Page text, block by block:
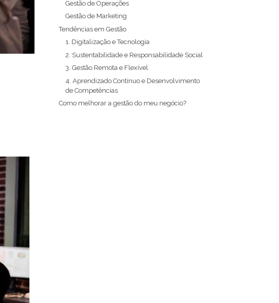
Gestão de Operações
Gestão de Marketing
Tendências em Gestão
1. Digitalização e Tecnologia
2. Sustentabilidade e Responsabilidade Social
3. Gestão Remota e Flexível
4. Aprendizado Contínuo e Desenvolvimento
de Competências
Como melhorar a gestão do meu negócio?